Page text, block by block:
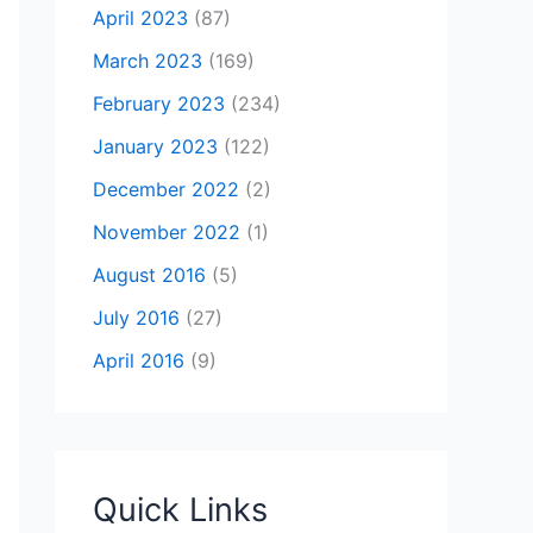
April 2023 (87)
March 2023 (169)
February 2023 (234)
January 2023 (122)
December 2022 (2)
November 2022 (1)
August 2016 (5)
July 2016 (27)
April 2016 (9)
Quick Links